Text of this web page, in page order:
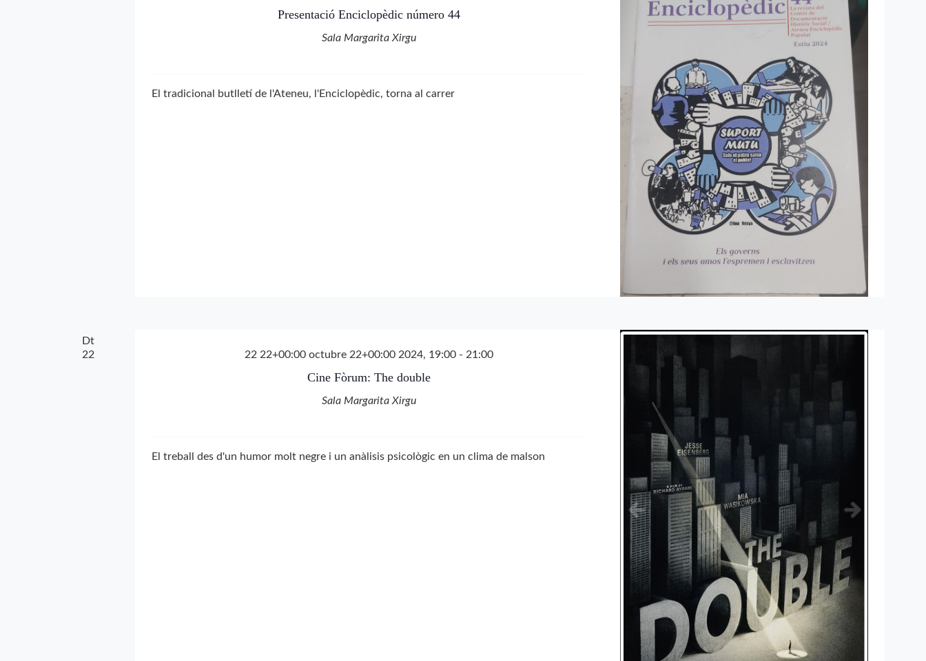
Presentació Enciclopèdic número 44
Sala Margarita Xirgu
El tradicional butlletí de l'Ateneu, l'Enciclopèdic, torna al carrer
Dt
22
22 22+00:00 octubre 22+00:00 2024, 19:00 - 21:00
Cine Fòrum: The double
Sala Margarita Xirgu
El treball des d'un humor molt negre i un anàlisis psicològic en un clima de malson